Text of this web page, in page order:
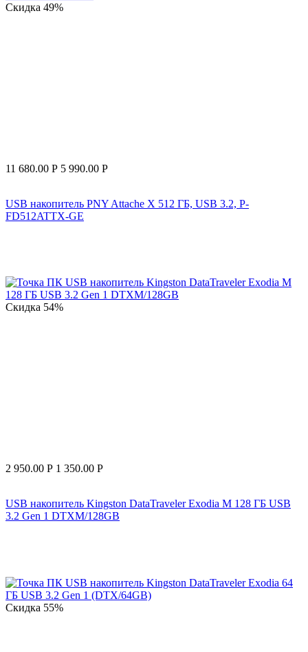
Скидка 49%
11 680.00 Р 5 990.00 Р
USB накопитель PNY Attache X 512 ГБ, USB 3.2, P-
FD512ATTX-GE
Скидка 54%
2 950.00 Р 1 350.00 Р
USB накопитель Kingston DataTraveler Exodia M 128 ГБ USB
3.2 Gen 1 DTXM/128GB
Скидка 55%